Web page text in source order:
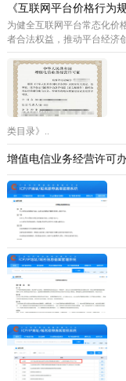
《互联网平台价格行为
为健全互联网平台常态化价
者合法权益，推动平台经济创
类目录》..
增值电信业务经营许可